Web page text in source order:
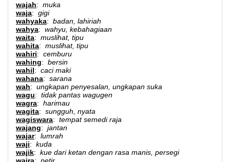
wajah: muka
waja: gigi
wahyaka: badan, lahiriah
wahya: wahyu, kebahagiaan
waita: muslihat, tipu
wahita: muslihat, tipu
wahiri: cemburu
wahing: bersin
wahil: caci maki
wahana: sarana
wah: ungkapan penyesalan, ungkapan suka
wagu: tidak pantas wagugen
wagra: harimau
wagita: sungguh, nyata
wagiswara: tempat semedi raja
wajang: jantan
wajar: lumrah
waji: kuda
wajik: kue dari ketan dengan rasa manis, persegi